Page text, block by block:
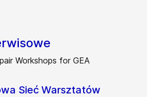
Sieć Warsztatów